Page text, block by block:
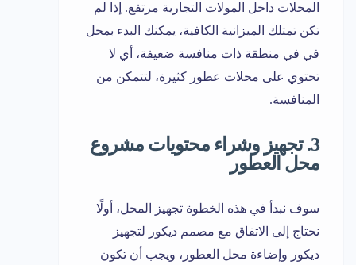
المحلات داخل المولات التجارية مرتفع. إذا لم
تكن تمتلك الميزانية الكافية، يمكنك البدء بمحل
في في منطقة ذات منافسة ضعيفة، أي لا
تحتوي على محلات عطور كثيرة، لتتمكن من
المنافسة.
3. تجهيز وشراء محتويات مشروع
محل العطور
سوف نبدأ في هذه الخطوة تجهيز المحل، أولًا
نحتاج إلى الاتفاق مع مصمم ديكور لتجهيز
ديكور وإضاءة محل العطور، ويجب أن تكون